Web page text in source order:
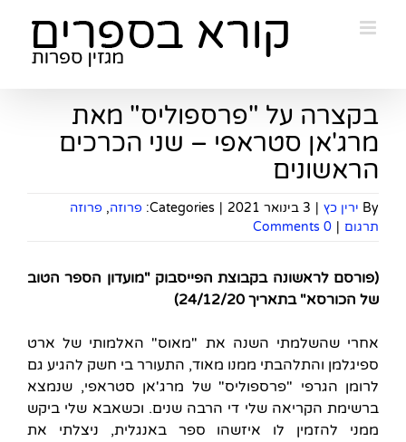
בקצרה על "פרספוליס" מאת
מרג'אן סטראפי – שני הכרכים
הראשונים
By ירין כץ | 3 בינואר 2021 |
Categories: פרוזה, פרוזה
תרגום |
0 Comments
(פורסם לראשונה בקבוצת הפייסבוק "מועדון הספר הטוב
של הכורסא" בתאריך 24/12/20)
אחרי שהשלמתי השנה את "מאוס" האלמותי של ארט
ספיגלמן והתלהבתי ממנו מאוד, התעורר בי חשק להגיע גם
לרומן הגרפי "פרספוליס" של מרג'אן סטראפי, שנמצא
ברשימת הקריאה שלי די הרבה שנים. וכשאבא שלי ביקש
ממני להזמין לו איזשהו ספר באנגלית, ניצלתי את